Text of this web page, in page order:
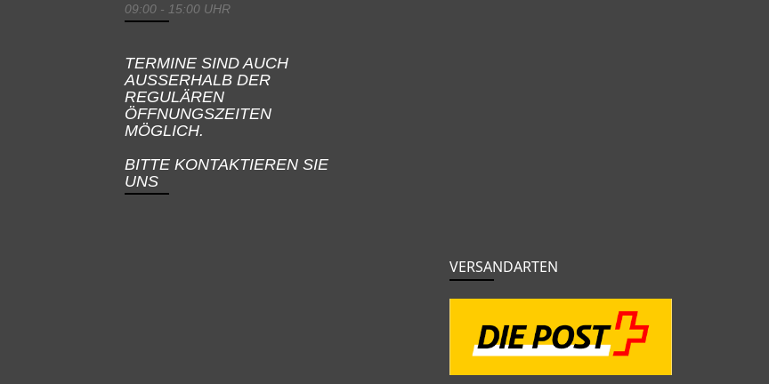
09:00 - 15:00 UHR
TERMINE SIND AUCH
AUSSERHALB DER
REGULÄREN
ÖFFNUNGSZEITEN
MÖGLICH.
BITTE KONTAKTIEREN SIE
UNS
VERSANDARTEN